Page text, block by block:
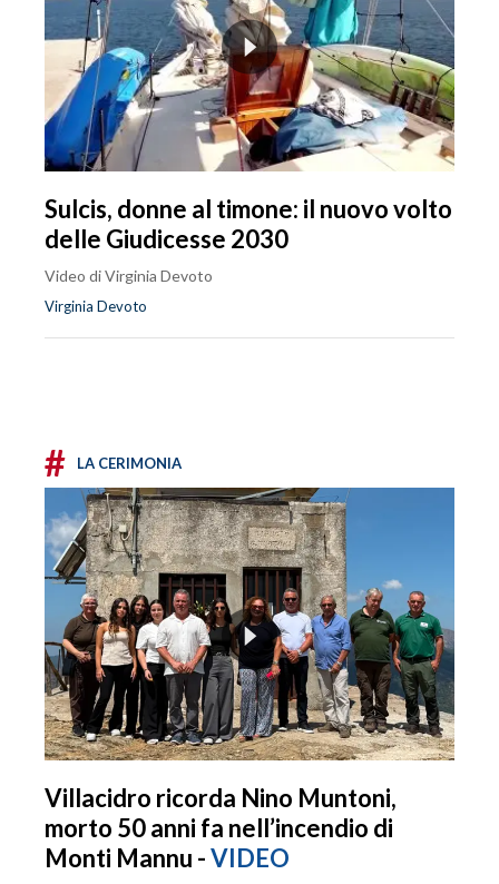
Sulcis, donne al timone: il nuovo volto
delle Giudicesse 2030
Video di Virginia Devoto
Virginia Devoto
# LA CERIMONIA
Villacidro ricorda Nino Muntoni,
morto 50 anni fa nell’incendio di
Monti Mannu -VIDEO